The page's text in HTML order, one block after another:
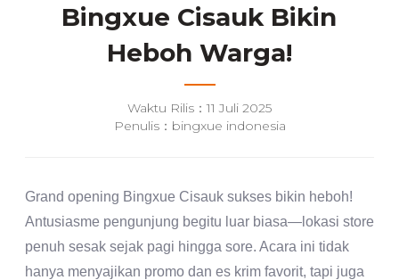
Bingxue Cisauk Bikin
Heboh Warga!
Waktu Rilis：11 Juli 2025
Penulis：bingxue indonesia
Grand opening Bingxue Cisauk sukses bikin heboh!
Antusiasme pengunjung begitu luar biasa—lokasi store
penuh sesak sejak pagi hingga sore. Acara ini tidak
hanya menyajikan promo dan es krim favorit, tapi juga